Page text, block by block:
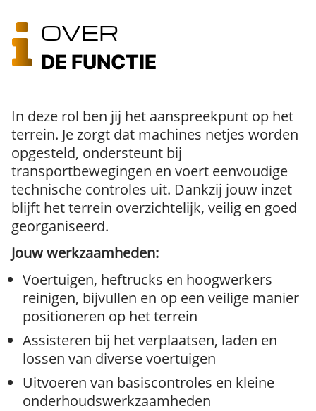
OVER
DE FUNCTIE
In deze rol ben jij het aanspreekpunt op het
terrein. Je zorgt dat machines netjes worden
opgesteld, ondersteunt bij
transportbewegingen en voert eenvoudige
technische controles uit. Dankzij jouw inzet
blijft het terrein overzichtelijk, veilig en goed
georganiseerd.
Jouw werkzaamheden:
Voertuigen, heftrucks en hoogwerkers
reinigen, bijvullen en op een veilige manier
positioneren op het terrein
Assisteren bij het verplaatsen, laden en
lossen van diverse voertuigen
Uitvoeren van basiscontroles en kleine
onderhoudswerkzaamheden